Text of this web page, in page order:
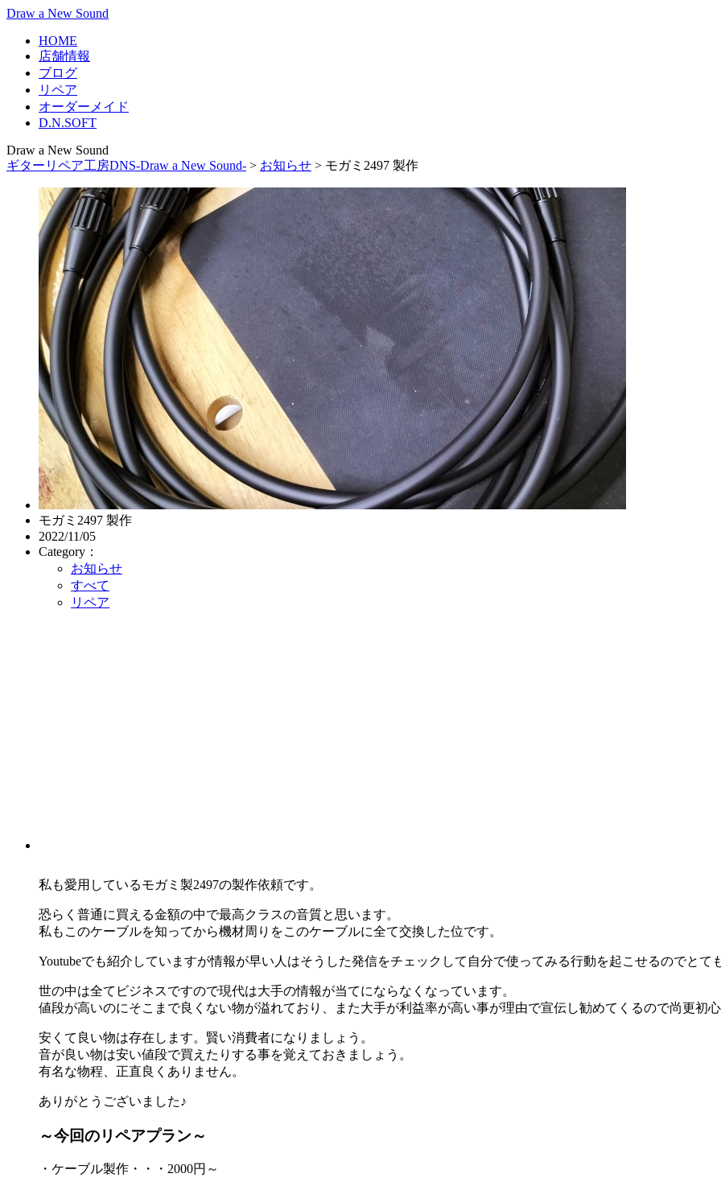
Draw a New Sound
HOME
店舗情報
ブログ
リペア
オーダーメイド
D.N.SOFT
Draw a New Sound
ギターリペア工房DNS-Draw a New Sound- > お知らせ > モガミ2497 製作
モガミ2497 製作
2022/11/05
Category：
お知らせ
すべて
リペア
私も愛用しているモガミ製2497の製作依頼です。
恐らく普通に買える金額の中で最高クラスの音質と思います。
私もこのケーブルを知ってから機材周りをこのケーブルに全て交換した位です。
Youtubeでも紹介していますが情報が早い人はそうした発信をチェックして自分で使ってみる行動を起こせるのでとて
世の中は全てビジネスですので現代は大手の情報が当てにならなくなっています。
値段が高いのにそこまで良くない物が溢れており、また大手が利益率が高い事が理由で宣伝し勧めてくるので尚更初
安くて良い物は存在します。賢い消費者になりましょう。
音が良い物は安い値段で買えたりする事を覚えておきましょう。
有名な物程、正直良くありません。
ありがとうございました♪
～今回のリペアプラン～
・ケーブル製作・・・2000円～